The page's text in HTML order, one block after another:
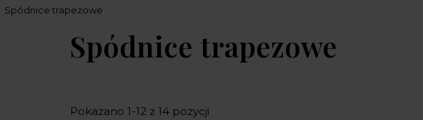
Spódnice trapezowe
Spódnice trapezowe
Pokazano 1-12 z 14 pozycji